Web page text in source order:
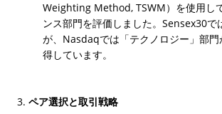
Weighting Method, TSWM）を使用し
ンス部門を評価しました。Sensex30で
が、Nasdaqでは「テクノロジー」部門
得しています。
ペア選択と取引戦略